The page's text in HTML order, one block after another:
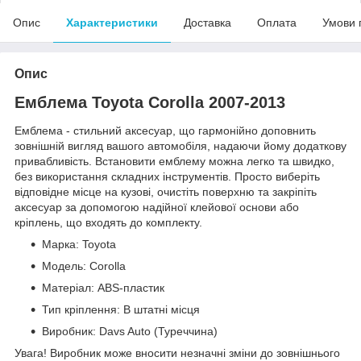
Опис Характеристики Доставка Оплата Умови
Опис
Емблема Toyota Corolla 2007-2013
Емблема - стильний аксесуар, що гармонійно доповнить
зовнішній вигляд вашого автомобіля, надаючи йому додаткову
привабливість. Встановити емблему можна легко та швидко,
без використання складних інструментів. Просто виберіть
відповідне місце на кузові, очистіть поверхню та закріпіть
аксесуар за допомогою надійної клейової основи або
кріплень, що входять до комплекту.
Марка: Toyota
Модель: Corolla
Матеріал: ABS-пластик
Тип кріплення: В штатні місця
Виробник: Davs Auto (Туреччина)
Увага! Виробник може вносити незначні зміни до зовнішнього